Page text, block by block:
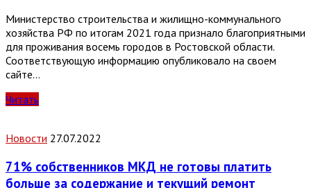
Министерство строительства и жилищно-коммунального
хозяйства РФ по итогам 2021 года признало благоприятными
для проживания восемь городов в Ростовской области.
Соответствующую информацию опубликовало на своем
сайте…
Читать
Новости 27.07.2022
71% собственников МКД не готовы платить
больше за содержание и текущий ремонт